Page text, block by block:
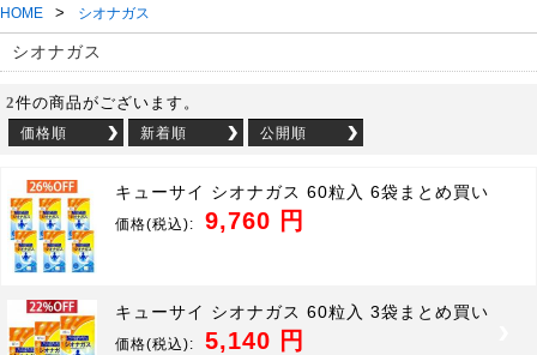
HOME > シオナガス
シオナガス
2件の商品がございます。
価格順 新着順 公開順
キューサイ シオナガス 60粒入 6袋まとめ買い
価格(税込): 9,760 円
キューサイ シオナガス 60粒入 3袋まとめ買い
価格(税込): 5,140 円